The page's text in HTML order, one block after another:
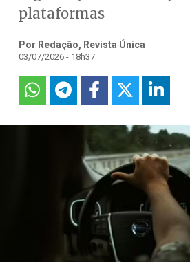
plataformas
Por Redação, Revista Única
03/07/2026 - 18h37